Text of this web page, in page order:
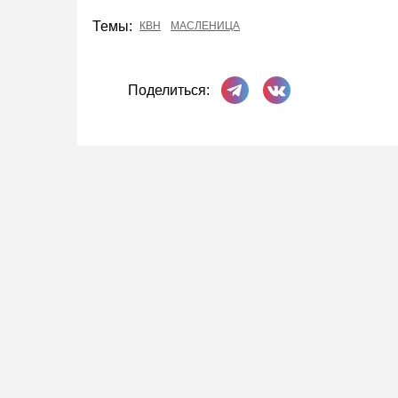
Темы: КВН МАСЛЕНИЦА
Поделиться:
Поделиться в Телеграме
Поделиться